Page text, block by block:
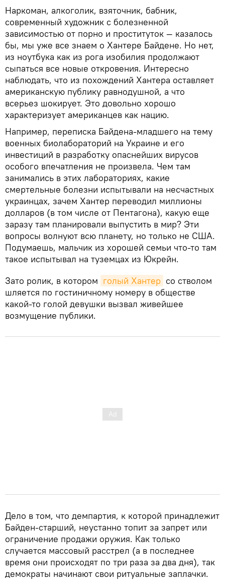
Наркоман, алкоголик, взяточник, бабник,
современный художник с болезненной
зависимостью от порно и проституток — казалось
бы, мы уже все знаем о Хантере Байдене. Но нет,
из ноутбука как из рога изобилия продолжают
сыпаться все новые откровения. Интересно
наблюдать, что из похождений Хантера оставляет
американскую публику равнодушной, а что
всерьез шокирует. Это довольно хорошо
характеризует американцев как нацию.
Например, переписка Байдена-младшего на тему
военных биолабораторий на Украине и его
инвестиций в разработку опаснейших вирусов
особого впечатления не произвела. Чем там
занимались в этих лабораториях, какие
смертельные болезни испытывали на несчастных
украинцах, зачем Хантер переводил миллионы
долларов (в том числе от Пентагона), какую еще
заразу там планировали выпустить в мир? Эти
вопросы волнуют всю планету, но только не США.
Подумаешь, мальчик из хорошей семьи что-то там
такое испытывал на туземцах из Юкрейн.
Зато ролик, в котором голый Хантер со стволом
шляется по гостиничному номеру в обществе
какой-то голой девушки вызвал живейшее
возмущение публики.
Дело в том, что демпартия, к которой принадлежит
Байден-старший, неустанно топит за запрет или
ограничение продажи оружия. Как только
случается массовый расстрел (а в последнее
время они происходят по три раза за два дня), так
демократы начинают свои ритуальные заплачки.